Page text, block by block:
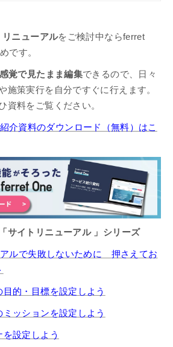
ニューアルをご検討中ならferret
です。
覚で見たまま編集できるので、日々
施策実行を自分ですぐに行えます。
資料をご覧ください。
介資料のダウンロード（無料）はこ
サイトリニューアル 」シリーズ
ルで失敗しないために 押さえてお
的・目標を設定しよう
ッションを設定しよう
設定しよう